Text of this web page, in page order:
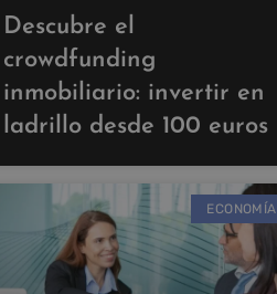
Descubre el
crowdfunding
inmobiliario: invertir en
ladrillo desde 100 euros
ECONOMÍA